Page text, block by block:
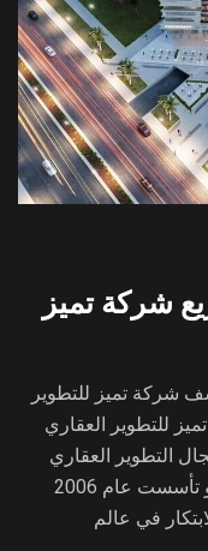
شركة تميز
شركة تميز للتطوير
للتطوير العقاري
التطوير العقاري
داخل المملكة العربية السعودية. و تأسست عام 2006
في عالم